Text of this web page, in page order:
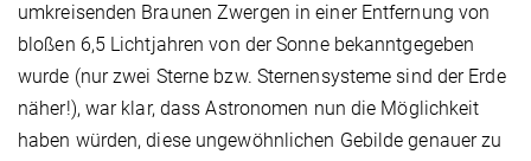
umkreisenden Braunen Zwergen in einer Entfernung von
bloßen 6,5 Lichtjahren von der Sonne bekanntgegeben
wurde (nur zwei Sterne bzw. Sternensysteme sind der Erde
näher!), war klar, dass Astronomen nun die Möglichkeit
haben würden, diese ungewöhnlichen Gebilde genauer zu